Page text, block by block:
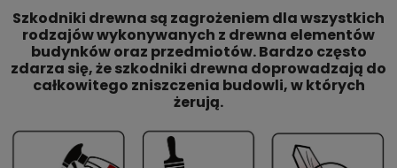
Szkodniki drewna są zagrożeniem dla wszystkich
rodzajów wykonywanych z drewna elementów
budynków oraz przedmiotów. Bardzo często
zdarza się, że szkodniki drewna doprowadzają do
całkowitego zniszczenia budowli, w których
żerują.